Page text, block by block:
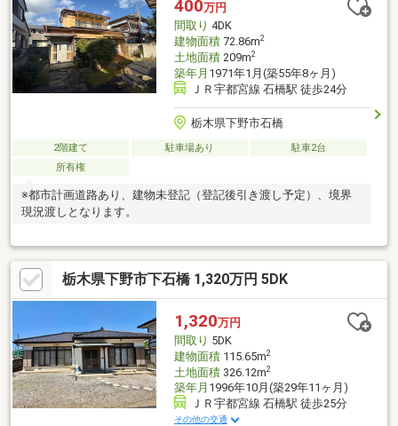
で約４分■緑小学校、南河内第二中学校まで徒歩約１０分
400万円
間取り 4DK
建物面積72.86m2
土地面積209m2
築年月 1971年1月(築55年8ヶ月)
ＪＲ宇都宮線 石橋駅 徒歩24分
栃木県下野市石橋
2階建て 駐車場あり
駐車2台
所有権
※都市計画道路あり、建物未登記（登記後引き渡し予定）、境界
現況渡しとなります。
栃木県下野市下石橋 1,320万円 5DK
1,320万円
間取り 5DK
建物面積115.65m2
土地面積326.12m2
築年月 1996年10月(築29年11ヶ月)
ＪＲ宇都宮線 石橋駅 徒歩25分
その他の交通